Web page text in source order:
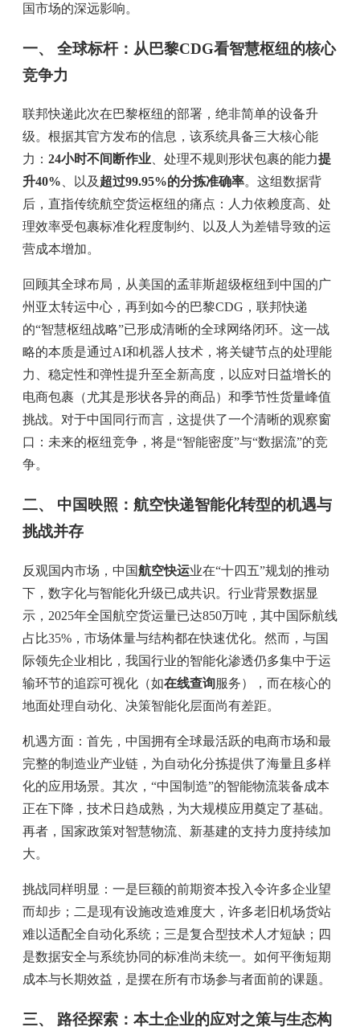
国市场的深远影响。
一、 全球标杆：从巴黎CDG看智慧枢纽的核心
竞争力
联邦快递此次在巴黎枢纽的部署，绝非简单的设备升
级。根据其官方发布的信息，该系统具备三大核心能
力： 24小时不间断作业 、处理不规则形状包裹的能力提
升40% 、以及 超过99.95%的分拣准确率。这组数据背
后，直指传统航空货运枢纽的痛点：人力依赖度高、处
理效率受包裹标准化程度制约、以及人为差错导致的运
营成本增加。
回顾其全球布局，从美国的孟菲斯超级枢纽到中国的广
州亚太转运中心，再到如今的巴黎CDG，联邦快递
的“智慧枢纽战略”已形成清晰的全球网络闭环。这一战
略的本质是通过AI和机器人技术，将关键节点的处理能
力、稳定性和弹性提升至全新高度，以应对日益增长的
电商包裹（尤其是形状各异的商品）和季节性货量峰值
挑战。对于中国同行而言，这提供了一个清晰的观察窗
口：未来的枢纽竞争，将是“智能密度”与“数据流”的竞
争。
二、 中国映照：航空快递智能化转型的机遇与
挑战并存
反观国内市场，中国航空快运业在“十四五”规划的推动
下，数字化与智能化升级已成共识。行业背景数据显
示，2025年全国航空货运量已达850万吨，其中国际航线
占比35%，市场体量与结构都在快速优化。然而，与国
际领先企业相比，我国行业的智能化渗透仍多集中于运
输环节的追踪可视化（如在线查询服务），而在核心的
地面处理自动化、决策智能化层面尚有差距。
机遇方面：首先，中国拥有全球最活跃的电商市场和最
完整的制造业产业链，为自动化分拣提供了海量且多样
化的应用场景。其次，“中国制造”的智能物流装备成本
正在下降，技术日趋成熟，为大规模应用奠定了基础。
再者，国家政策对智慧物流、新基建的支持力度持续加
大。
挑战同样明显：一是巨额的前期资本投入令许多企业望
而却步；二是现有设施改造难度大，许多老旧机场货站
难以适配全自动化系统；三是复合型技术人才短缺；四
是数据安全与系统协同的标准尚未统一。如何平衡短期
成本与长期效益，是摆在所有市场参与者面前的课题。
三、 路径探索：本土企业的应对之策与生态构